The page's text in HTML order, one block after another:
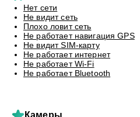
Нет сети
Не видит сеть
Плохо ловит сеть
Не работает навигация GPS
Не видит SIM-карту
Не работает интернет
Не работает Wi-Fi
Не работает Bluetooth
Камеры